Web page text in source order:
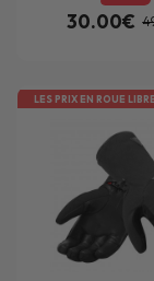
30.00€
LES PRIX EN ROUE LIBRE